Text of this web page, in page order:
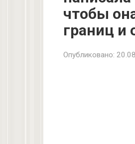
чтобы
границ и
Опубликовано: